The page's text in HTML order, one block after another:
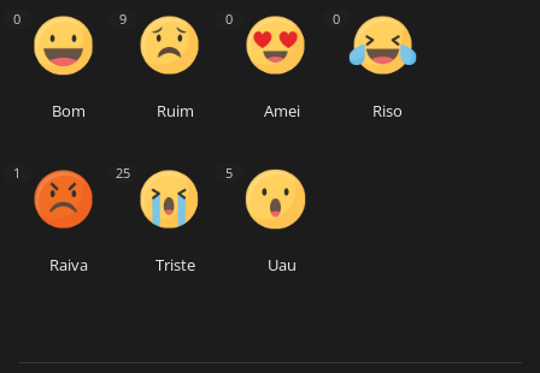
0
Bom
9
Ruim
0
Amei
0
Riso
1
Raiva
25
Triste
5
Uau